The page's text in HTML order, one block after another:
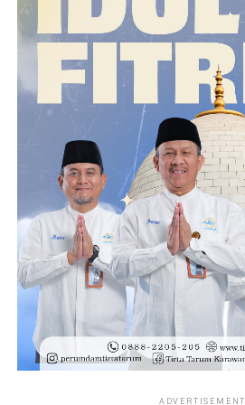
ADVERTISEMENT